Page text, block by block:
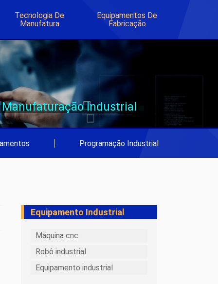
Tecnologia De
Manufatura
Equipamentos De
Fabricação
Manufaturação Industrial
Programação Industrial
Equipamento Industrial
Máquina cnc
Robô industrial
Equipamento industrial